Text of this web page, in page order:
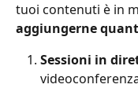
tuoi contenuti è in
aggiungerne
Sessioni in